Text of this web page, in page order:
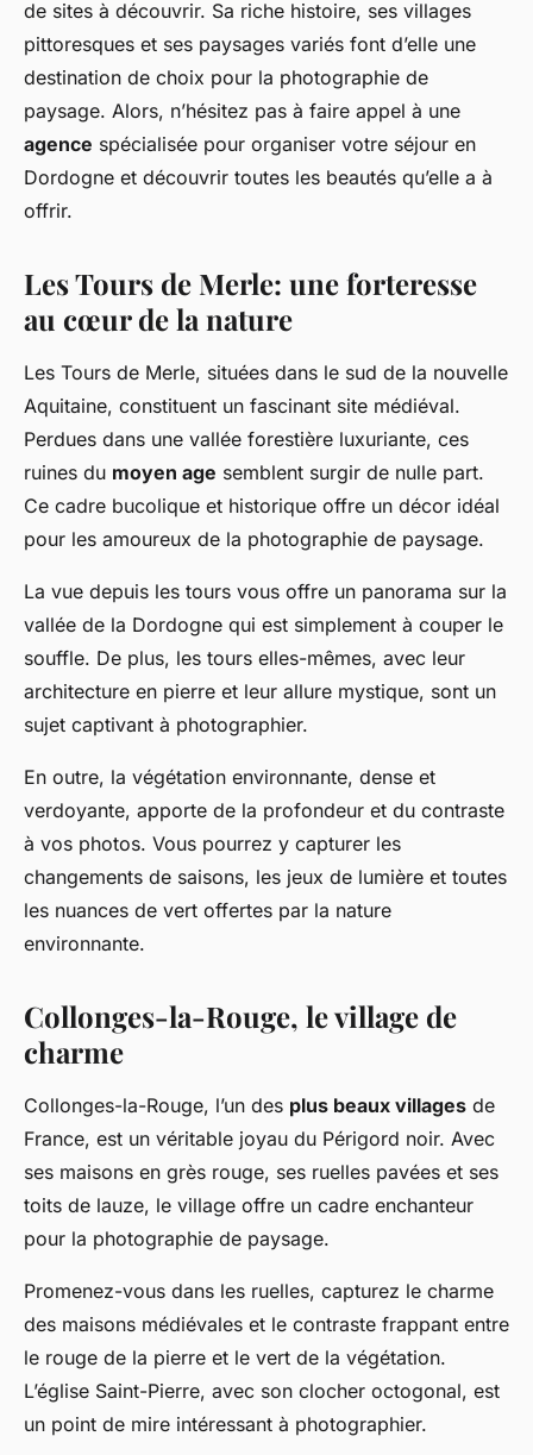
de sites à découvrir. Sa riche histoire, ses villages
pittoresques et ses paysages variés font d’elle une
destination de choix pour la photographie de
paysage. Alors, n’hésitez pas à faire appel à une
agence spécialisée pour organiser votre séjour en
Dordogne et découvrir toutes les beautés qu’elle a à
offrir.
Les Tours de Merle: une forteresse
au cœur de la nature
Les Tours de Merle, situées dans le sud de la nouvelle
Aquitaine, constituent un fascinant site médiéval.
Perdues dans une vallée forestière luxuriante, ces
ruines du moyen age semblent surgir de nulle part.
Ce cadre bucolique et historique offre un décor idéal
pour les amoureux de la photographie de paysage.
La vue depuis les tours vous offre un panorama sur la
vallée de la Dordogne qui est simplement à couper le
souffle. De plus, les tours elles-mêmes, avec leur
architecture en pierre et leur allure mystique, sont un
sujet captivant à photographier.
En outre, la végétation environnante, dense et
verdoyante, apporte de la profondeur et du contraste
à vos photos. Vous pourrez y capturer les
changements de saisons, les jeux de lumière et toutes
les nuances de vert offertes par la nature
environnante.
Collonges-la-Rouge, le village de
charme
Collonges-la-Rouge, l’un des plus beaux villages de
France, est un véritable joyau du Périgord noir. Avec
ses maisons en grès rouge, ses ruelles pavées et ses
toits de lauze, le village offre un cadre enchanteur
pour la photographie de paysage.
Promenez-vous dans les ruelles, capturez le charme
des maisons médiévales et le contraste frappant entre
le rouge de la pierre et le vert de la végétation.
L’église Saint-Pierre, avec son clocher octogonal, est
un point de mire intéressant à photographier.